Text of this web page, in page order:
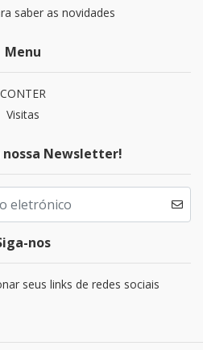
saber as novidades
Menu
CONTER
Visitas
nossa Newsletter!
nos
seus links de redes sociais